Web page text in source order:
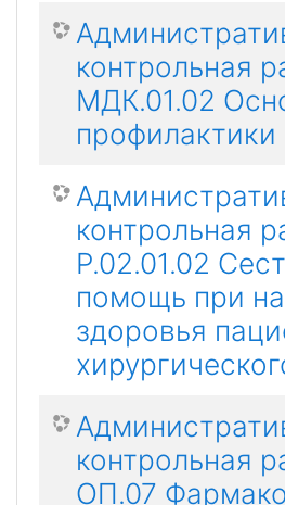
контрольная
МДК.01.02
профилактики
контрольная
Р.02.01.02
помощь при
здоровья
контрольная
ОП.07